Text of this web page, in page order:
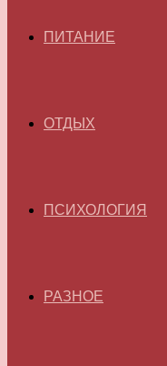
ПИТАНИЕ
ОТДЫХ
ПСИХОЛОГИЯ
РАЗНОЕ